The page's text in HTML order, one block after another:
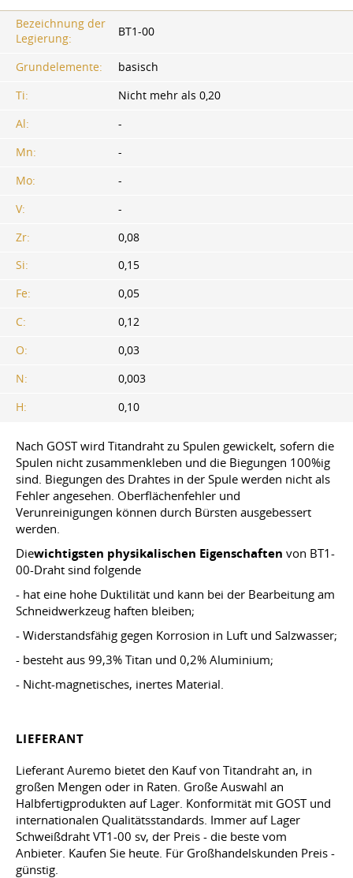
Bezeichnung der
Legierung:
ВТ1-00
Grundelemente:
basisch
Ti:
Nicht mehr als 0,20
Al:
-
Mn:
-
Mo:
-
V:
-
Zr:
0,08
Si:
0,15
Fe:
0,05
C:
0,12
O:
0,03
N:
0,003
H:
0,10
Nach GOST wird Titandraht zu Spulen gewickelt, sofern die
Spulen nicht zusammenkleben und die Biegungen 100%ig
sind. Biegungen des Drahtes in der Spule werden nicht als
Fehler angesehen. Oberflächenfehler und
Verunreinigungen können durch Bürsten ausgebessert
werden.
Diewichtigsten physikalischen Eigenschaften von BT1-
00-Draht sind folgende
- hat eine hohe Duktilität und kann bei der Bearbeitung am
Schneidwerkzeug haften bleiben;
- Widerstandsfähig gegen Korrosion in Luft und Salzwasser;
- besteht aus 99,3% Titan und 0,2% Aluminium;
- Nicht-magnetisches, inertes Material.
LIEFERANT
Lieferant Auremo bietet den Kauf von Titandraht an, in
großen Mengen oder in Raten. Große Auswahl an
Halbfertigprodukten auf Lager. Konformität mit GOST und
internationalen Qualitätsstandards. Immer auf Lager
Schweißdraht VT1-00 sv, der Preis - die beste vom
Anbieter. Kaufen Sie heute. Für Großhandelskunden Preis -
günstig.